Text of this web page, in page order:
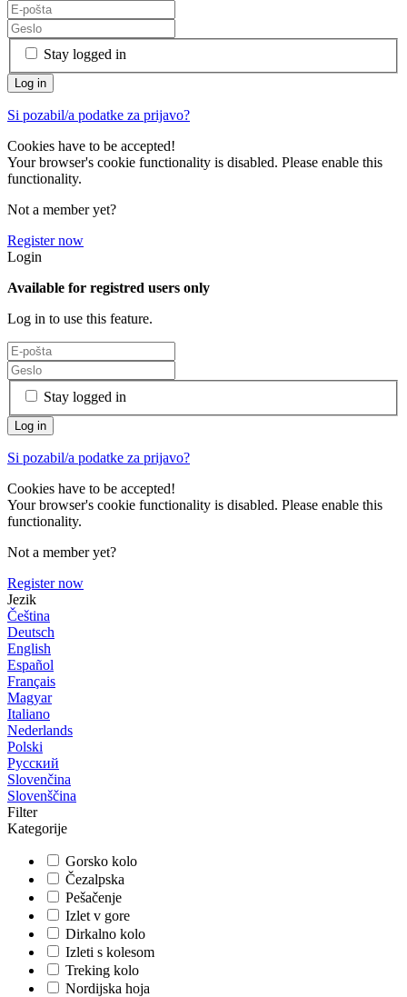
Stay logged in
Si pozabil/a podatke za prijavo?
Cookies have to be accepted!
Your browser's cookie functionality is disabled. Please enable this
functionality.
Not a member yet?
Register now
Login
Available for registred users only
Log in to use this feature.
Stay logged in
Si pozabil/a podatke za prijavo?
Cookies have to be accepted!
Your browser's cookie functionality is disabled. Please enable this
functionality.
Not a member yet?
Register now
Jezik
Čeština
Deutsch
English
Español
Français
Magyar
Italiano
Nederlands
Polski
Русский
Slovenčina
Slovenščina
Filter
Kategorije
Gorsko kolo
Čezalpska
Pešačenje
Izlet v gore
Dirkalno kolo
Izleti s kolesom
Treking kolo
Nordijska hoja